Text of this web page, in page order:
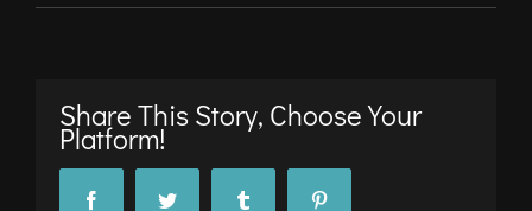
Share This Story, Choose Your
Platform!
FacebookTwitter